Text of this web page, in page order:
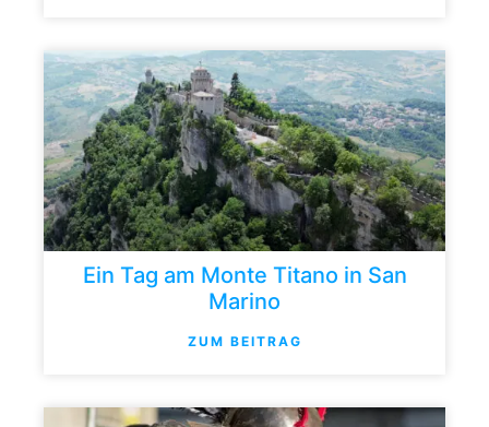
Ein Tag am Monte Titano in San
Marino
ZUM BEITRAG